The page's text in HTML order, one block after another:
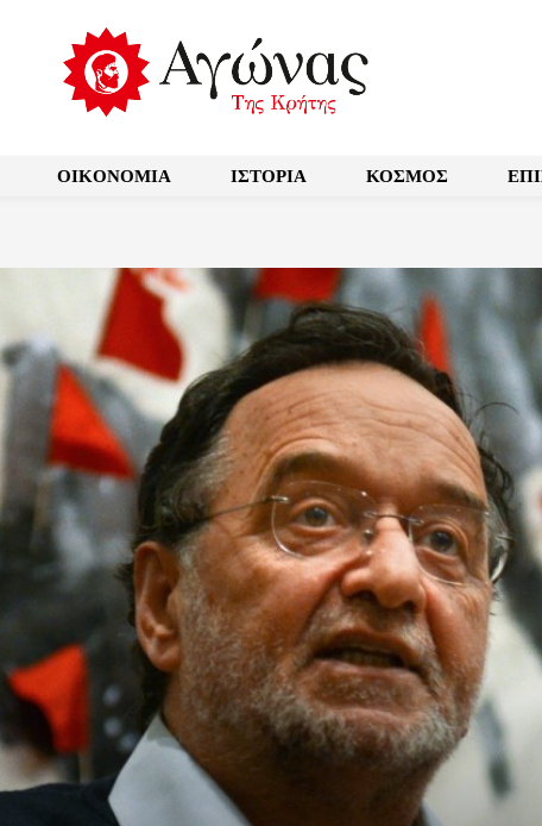
OIKONOMIA ΙΣΤΟΡΙΑ ΚΟΣΜΟΣ